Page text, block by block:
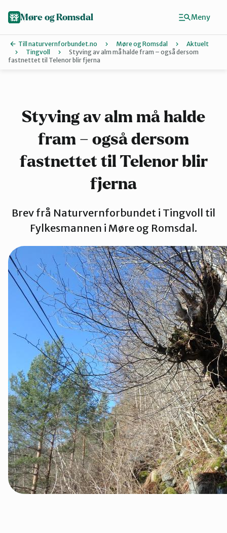
Aure
Kristiansund og Averøy
Molde
Rauma
Tingvoll
Møre og Romsdal
Till naturvernforbundet.no Møre og Romsdal
Aktuelt
Tingvoll
Styving av alm må halde fram – også dersom
fastnettet til Telenor blir fjerna
Styving av alm må halde
fram – også dersom
fastnettet til Telenor blir
fjerna
Brev frå Naturvernforbundet i Tingvoll til
Fylkesmannen i Møre og Romsdal.